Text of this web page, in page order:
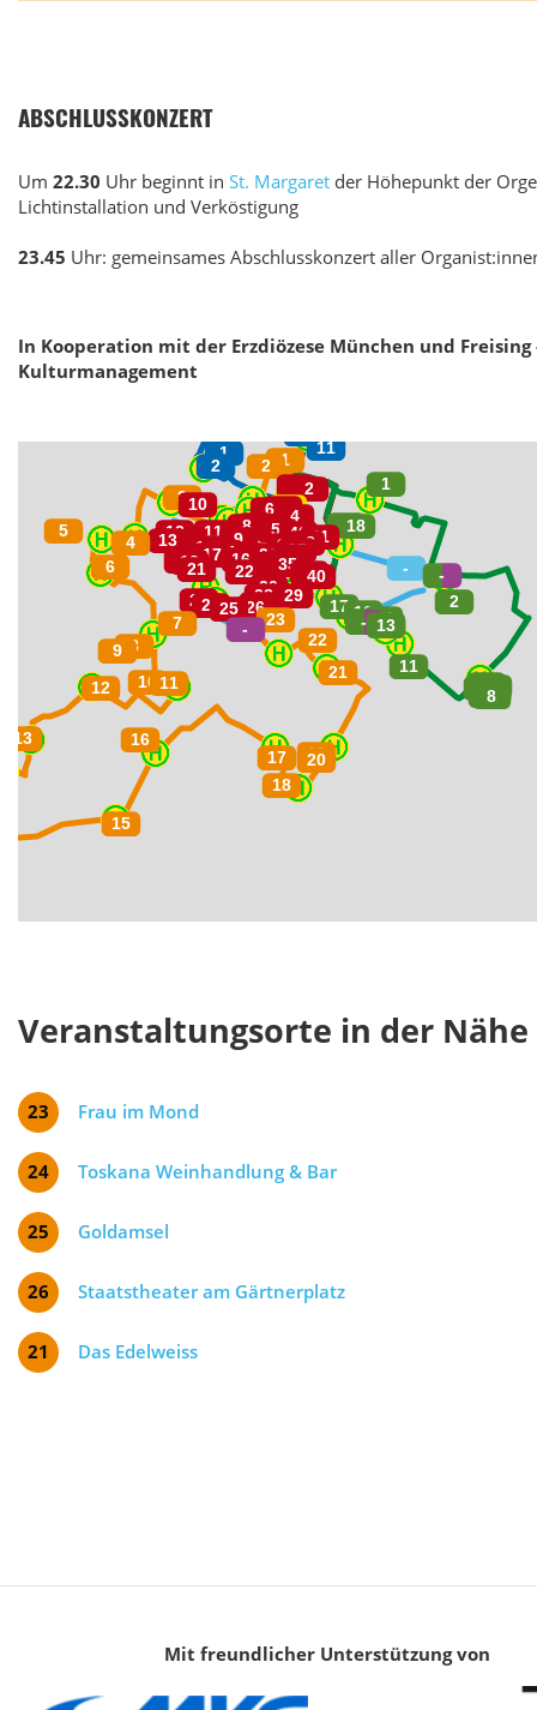
ABSCHLUSSKONZERT
Um 22.30 Uhr beginnt in St. Margaret der Höhepunkt der
Lichtinstallation und Verköstigung
23.45 Uhr: gemeinsames Abschlusskonzert aller
In Kooperation mit der Erzdiözese München und Freising
Kulturmanagement
Veranstaltungsorte in der Nähe
23 Frau im Mond
24 Toskana Weinhandlung & Bar
25 Goldamsel
26 Staatstheater am Gärtnerplatz
21 Das Edelweiss
Mit freundlicher Unterstützung von